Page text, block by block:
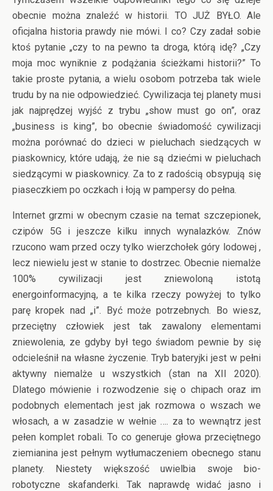
obecnie można znaleźć w historii. TO JUŻ BYŁO. Ale
oficjalna historia prawdy nie mówi. I co? Czy zadał sobie
ktoś pytanie „czy to na pewno ta droga, którą idę? „Czy
moja moc wyniknie z podążania ścieżkami historii?” To
takie proste pytania, a wielu osobom potrzeba tak wiele
trudu by na nie odpowiedzieć. Cywilizacja tej planety musi
jak najprędzej wyjść z trybu „show must go on”, oraz
„business is king”, bo obecnie świadomość cywilizacji
można porównać do dzieci w pieluchach siedzących w
piaskownicy, które udają, że nie są dziećmi w pieluchach
siedzącymi w piaskownicy. Za to z radością obsypują się
piaseczkiem po oczkach i łoją w pampersy do pełna.
Internet grzmi w obecnym czasie na temat szczepionek,
czipów 5G i jeszcze kilku innych wynalazków. Znów
rzucono wam przed oczy tylko wierzchołek góry lodowej ,
lecz niewielu jest w stanie to dostrzec. Obecnie niemalże
100% cywilizacji jest zniewoloną istotą
energoinformacyjną, a te kilka rzeczy powyżej to tylko
parę kropek nad „i”. Być może potrzebnych. Bo wiesz,
przeciętny człowiek jest tak zawalony elementami
zniewolenia, ze gdyby był tego świadom pewnie by się
odcieleśnił na własne życzenie. Tryb bateryjki jest w pełni
aktywny niemalże u wszystkich (stan na XII 2020).
Dlatego mówienie i rozwodzenie się o chipach oraz im
podobnych elementach jest jak rozmowa o wszach we
włosach, a w zasadzie w wełnie …. za to wewnątrz jest
pełen komplet robali. To co generuje głowa przeciętnego
ziemianina jest pełnym wytłumaczeniem obecnego stanu
planety. Niestety większość uwielbia swoje bio-
robotyczne skafanderki. Tak naprawdę widać jasno i